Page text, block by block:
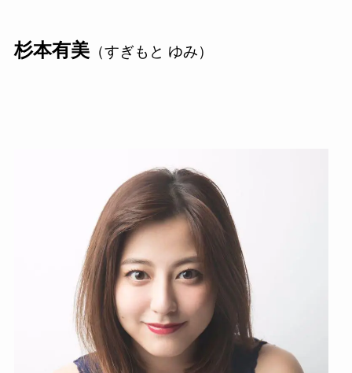
杉本有美（すぎもと ゆみ）